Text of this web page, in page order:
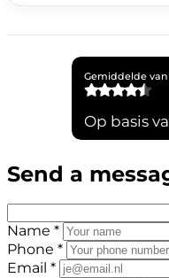
Send a
Name *
Phone *
Email *